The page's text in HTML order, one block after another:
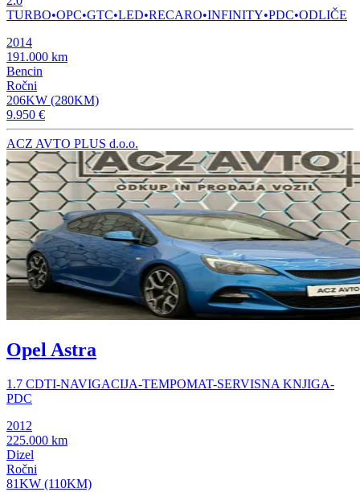
TURBO•OPC•GTC•LED•RECARO•INFINITY•PDC•ODLIČE
2014
191.000 km
Bencin
Ročni
206KW (280KM)
9.950 €
ACZ AVTO PLUS d.o.o.
Opel Astra
1.7 CDTI-NAVIGACIJA-TEMPOMAT-SERVISNA KNJIGA-
PDC
2012
225.000 km
Dizel
Ročni
81KW (110KM)